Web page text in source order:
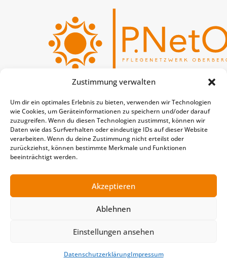
Zustimmung verwalten
Um dir ein optimales Erlebnis zu bieten, verwenden wir Technologien
wie Cookies, um Geräteinformationen zu speichern und/oder darauf
zuzugreifen. Wenn du diesen Technologien zustimmst, können wir
Daten wie das Surfverhalten oder eindeutige IDs auf dieser Website
verarbeiten. Wenn du deine Zustimmung nicht erteilst oder
zurückziehst, können bestimmte Merkmale und Funktionen
beeinträchtigt werden.
Akzeptieren
Ablehnen
Einstellungen ansehen
DatenschutzerklärungImpressum
P.NetO
Pflegenetzwerk
Oberberg e.V.
Tel.02261 88-6803
E-Mail:info@pneto-de-
504513.hostingersite.com
Datenschutz|Impressum